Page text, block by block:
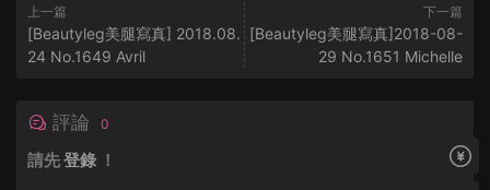
上一篇
[Beautyleg美腿寫真] 2018.08.
24 No.1649 Avril
下一篇
[Beautyleg美腿寫真]2018-08-
29 No.1651 Michelle
評論 0
請先登錄 ！